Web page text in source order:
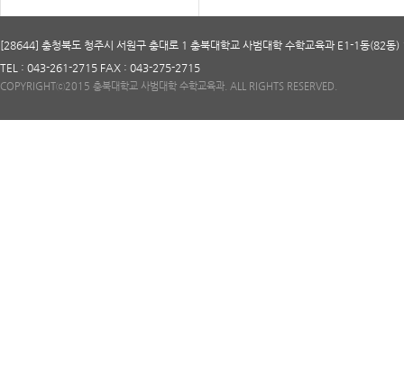
[28644] 충청북도 청주시 서원구 충대로 1 충북대학교 사범대학 수학교육과 E1-1동(82동)
TEL : 043-261-2715 FAX : 043-275-2715
COPYRIGHTⓒ2015 충북대학교 사범대학 수학교육과. ALL RIGHTS RESERVED.